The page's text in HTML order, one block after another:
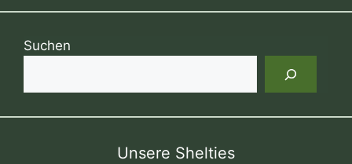
Suchen
Unsere Shelties